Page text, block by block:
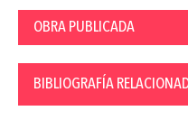
OBRA PUBLICADA
BIBLIOGRAFÍA